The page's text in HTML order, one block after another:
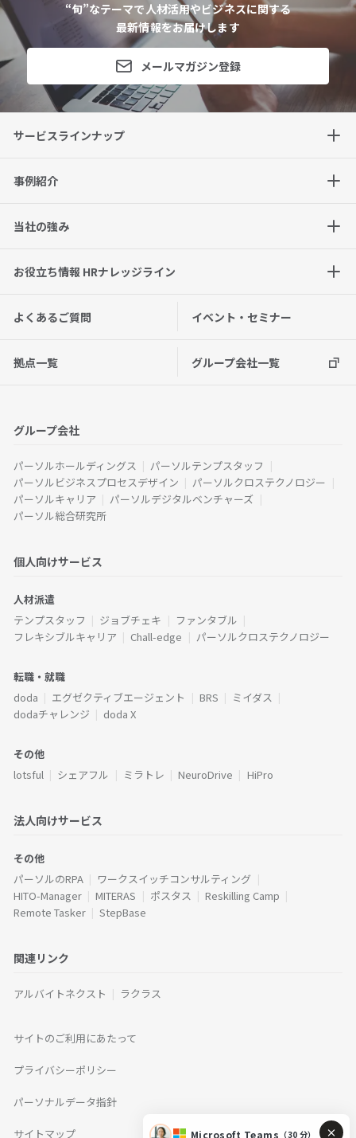
“旬”なテーマで人材活用やビジネスに関する
最新情報をお届けします
メールマガジン登録
サービスラインナップ
事例紹介
当社の強み
お役立ち情報 HRナレッジライン
よくあるご質問 イベント・セミナー
拠点一覧 グループ会社一覧
グループ会社
パーソルホールディングス
パーソルテンプスタッフ
パーソルビジネスプロセスデザイン
パーソルクロステクノロジー
パーソルキャリア
パーソルデジタルベンチャーズ
パーソル総合研究所
個人向けサービス
人材派遣
テンプスタッフ
ジョブチェキ
ファンタブル
フレキシブルキャリア
Chall-edge パーソルクロステクノロジー
転職・就職
doda
エグゼクティブエージェント BRS
ミイダス
dodaチャレンジ
doda X
その他
lotsful
シェアフル ミラトレ NeuroDrive HiPro
法人向けサービス
その他
パーソルのRPA
ワークスイッチコンサルティング
HITO-Manager
MITERAS ポスタス
Reskilling Camp
Remote Tasker
StepBase
関連リンク
アルバイトネクスト ラクラス
サイトのご利用にあたって
プライバシーポリシー
パーソナルデータ指針
サイトマップ